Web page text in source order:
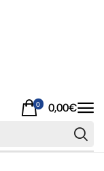
0 0,00€